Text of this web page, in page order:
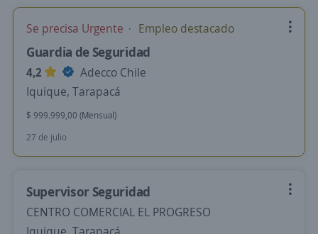
Se precisa Urgente Empleo destacado
Guardia de Seguridad
4,2
Adecco Chile
Iquique, Tarapacá
$ 999.999,00 (Mensual)
27 de julio
Supervisor Seguridad
CENTRO COMERCIAL EL PROGRESO